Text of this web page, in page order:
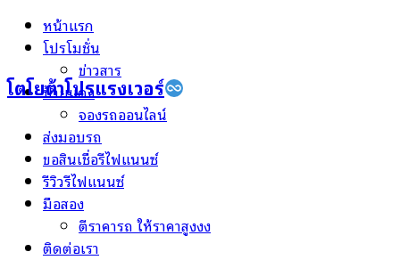
Skip
โตโยต้าโปรแรงเวอร์
หน้าแรก
โปรโมชั่น
ข่าวสาร
ป้ายแดง
จองรถออนไลน์
ส่งมอบรถ
ขอสินเชื่อรีไฟแนนซ์
รีวิวรีไฟแนนซ์
มือสอง
ตีราคารถ ให้ราคาสูงงง
ติดต่อเรา